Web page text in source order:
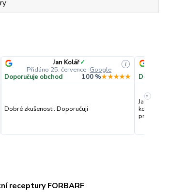
Jan Kolář✓
Přidáno 25. července· Google
i
Doporučuje obchod 100 %★★★★★
Dobré zkušenosti. Doporučuji
Doporučuje
Jako už několik
komunikaci,
pro alergiky👍
»
receptury FORBARF